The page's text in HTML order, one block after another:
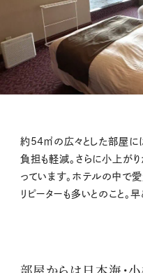
約54㎡の広々とした部屋に
負担も軽減。さらに小上が
っています。ホテルの中で
リピーターも多いとのこと。